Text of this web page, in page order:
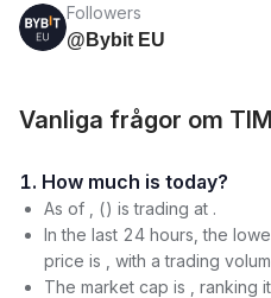
Followers
@Bybit EU
Vanliga frågor om
1. How much is today?
As of , () is trading at .
In the last 24 hours, the
price is , with a trading
The market cap is , ranking